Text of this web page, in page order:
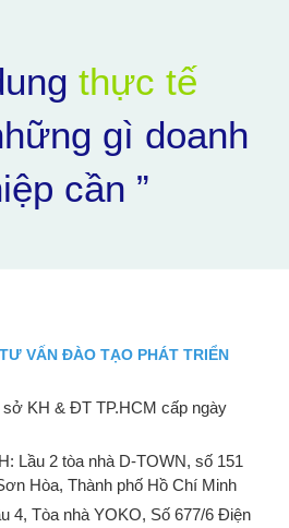
thực tế
gì doanh
cần ”
VẤN ĐÀO TẠO PHÁT TRIỂN
KH & ĐT TP.HCM cấp ngày
Lầu 2 tòa nhà D-TOWN, số 151
Hòa, Thành phố Hồ Chí Minh
4, Tòa nhà YOKO, Số 677/6 Điện